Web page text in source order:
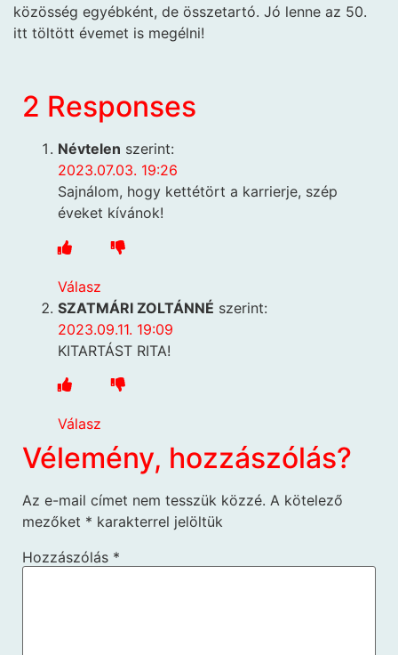
közösség egyébként, de összetartó. Jó lenne az 50.
itt töltött évemet is megélni!
2 Responses
Névtelen szerint:
2023.07.03. 19:26
Sajnálom, hogy kettétört a karrierje, szép
éveket kívánok!
Válasz
SZATMÁRI ZOLTÁNNÉ szerint:
2023.09.11. 19:09
KITARTÁST RITA!
Válasz
Vélemény, hozzászólás?
Az e-mail címet nem tesszük közzé. A kötelező
mezőket * karakterrel jelöltük
Hozzászólás *